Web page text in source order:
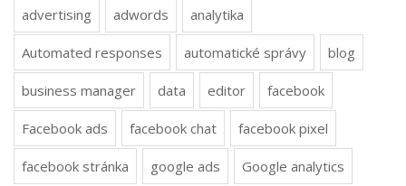
advertising adwords analytika
Automated responses automatické správy blog
business manager data editor facebook
Facebook ads facebook chat facebook pixel
facebook stránka google ads Google analytics